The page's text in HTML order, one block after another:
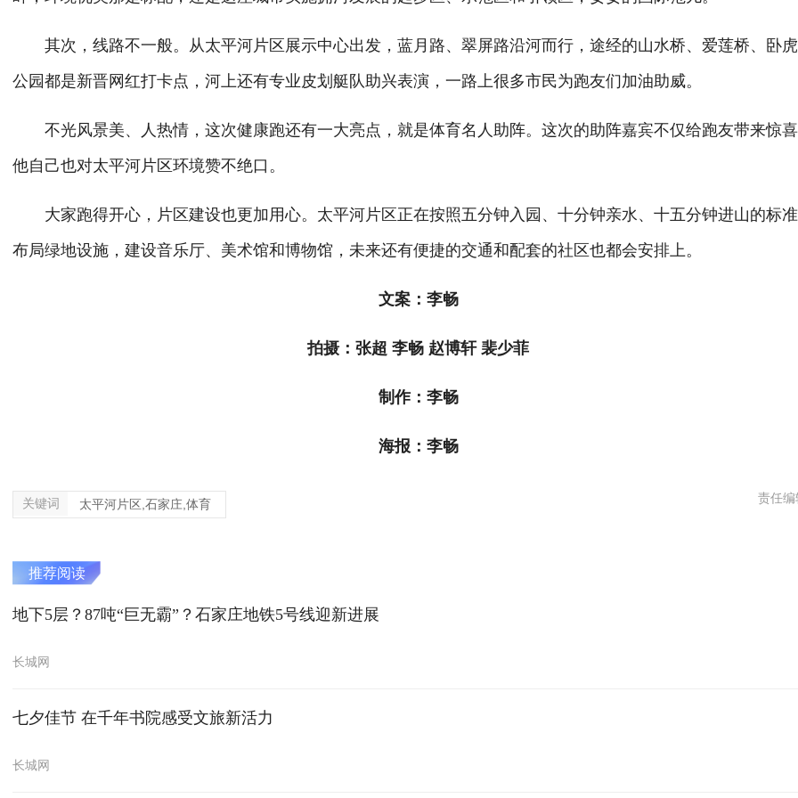
其次，线路不一般。从太平河片区展示中心出发，蓝月路、翠屏路沿河而行，途经的山水桥、爱莲桥、卧
公园都是新晋网红打卡点，河上还有专业皮划艇队助兴表演，一路上很多市民为跑友们加油助威。
不光风景美、人热情，这次健康跑还有一大亮点，就是体育名人助阵。这次的助阵嘉宾不仅给跑友带来惊喜
他自己也对太平河片区环境赞不绝口。
大家跑得开心，片区建设也更加用心。太平河片区正在按照五分钟入园、十分钟亲水、十五分钟进山的标准
布局绿地设施，建设音乐厅、美术馆和博物馆，未来还有便捷的交通和配套的社区也都会安排上。
文案：李畅
拍摄：张超 李畅 赵博轩 裴少菲
制作：李畅
海报：李畅
关键词 太平河片区,石家庄,体育 责任编
推荐阅读
地下5层？87吨“巨无霸”？石家庄地铁5号线迎新进展
长城网
七夕佳节 在千年书院感受文旅新活力
长城网